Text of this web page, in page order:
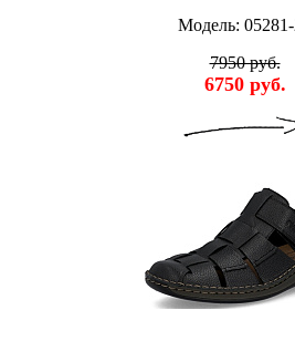
Модель:
7950 руб.
6750 руб.